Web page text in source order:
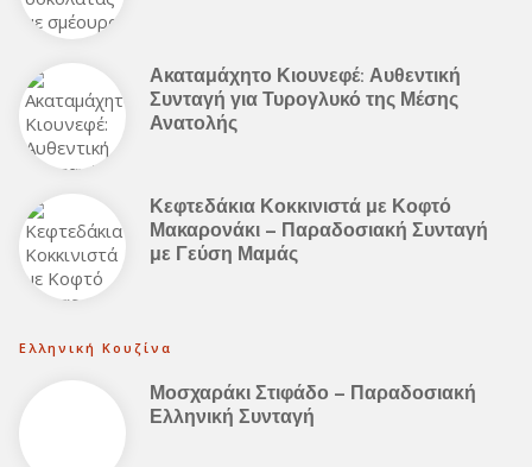
Ακαταμάχητο Κιουνεφέ: Αυθεντική
Συνταγή για Τυρογλυκό της Μέσης
Ανατολής
Κεφτεδάκια Κοκκινιστά με Κοφτό
Μακαρονάκι – Παραδοσιακή Συνταγή
με Γεύση Μαμάς
Ελληνική Κουζίνα
Μοσχαράκι Στιφάδο – Παραδοσιακή
Ελληνική Συνταγή